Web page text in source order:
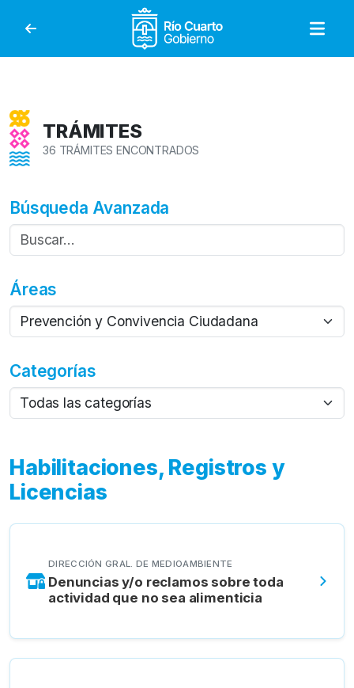
Gobierno de Río
TRÁMITES
36 TRÁMITES ENCONTRADOS
Búsqueda Avanzada
Áreas
Categorías
Habilitaciones, Registros y
Licencias
DIRECCIÓN GRAL. DE MEDIOAMBIENTE
Denuncias y/o reclamos sobre toda
actividad que no sea alimenticia